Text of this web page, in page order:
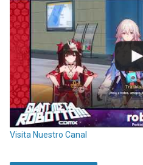
Visita Nuestro Canal